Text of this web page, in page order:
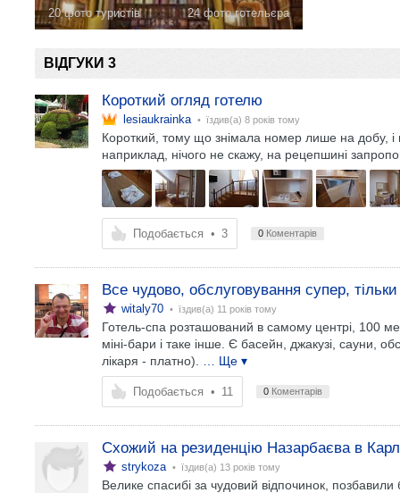
20 фото туристів 24 фото готельєра
ВІДГУКИ 3
Короткий огляд готелю
lesiaukrainka • їздив(а) 8 років тому
Короткий, тому що знімала номер лише на добу, і
наприклад, нічого не скажу, на рецепшині
Подобається • 3 0Коментарів
Все чудово, обслуговування супер, тільки
witaly70 • їздив(а) 11 років тому
Готель-спа розташований в самому центрі, 100
міні-бари і таке інше. Є басейн, джакузі, сауни,
лікаря - платно).
… Ще ▾
Подобається • 11 0Коментарів
Схожий на резиденцію Назарбаєва в
strykoza • їздив(а) 13 років тому
Велике спасибі за чудовий відпочинок,